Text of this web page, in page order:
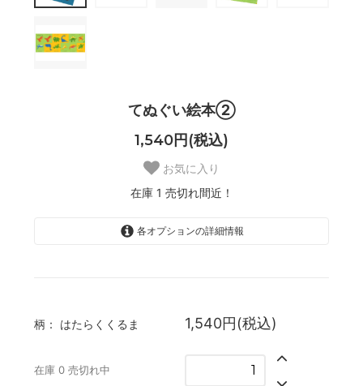
てぬぐい絵本②
1,540円(税込)
お気に入り
在庫 1 売切れ間近！
各オプションの詳細情報
在庫 1 売切れ間近！
柄： はたらくくるま 1,540円(税込)
在庫 0 売切れ中